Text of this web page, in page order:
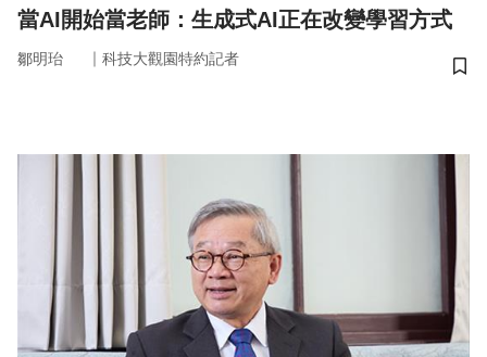
當AI開始當老師：生成式AI正在改變學習方式
鄒明珆 ｜ 科技大觀園特約記者
儲